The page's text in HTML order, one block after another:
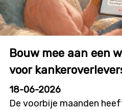
geïnformeerd worden,
mee vorm geven aan
dinsdag 7 juli, in deze
details en krijg je de kans
Tijdstip: 12u00 tot 12u45
Bouw mee aan een
voor
18-06-2026
De voorbije maanden